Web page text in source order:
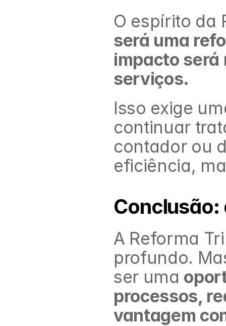
será uma
impacto será
serviços.
Isso exige
continuar
contador ou
eficiência,
Conclusão:
A Reforma
profundo.
ser uma
processos,
vantagem